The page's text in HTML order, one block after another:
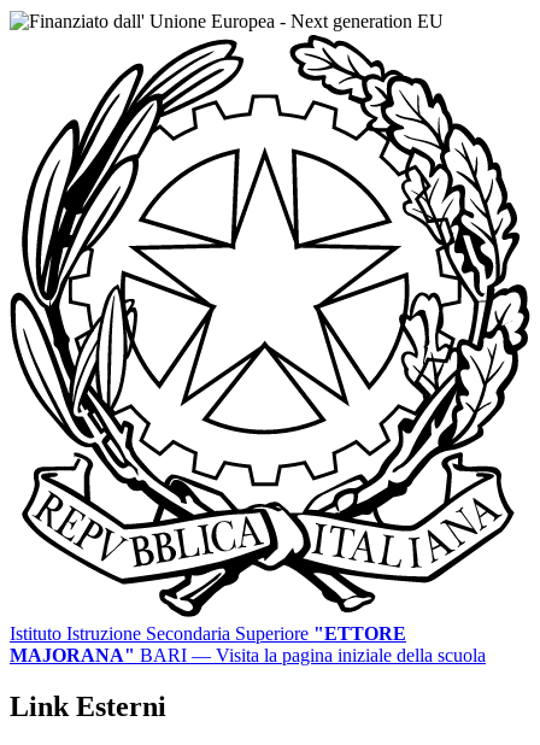
Istituto Istruzione Secondaria Superiore "ETTORE
MAJORANA" BARI — Visita la pagina iniziale della scuola
Link Esterni